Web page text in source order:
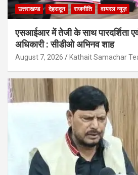
उत्तराखण्ड देहरादून राजनीति वायरल न्यूज़
एसआईआर में तेजी के साथ पारदर्शिता
अधिकारी : सीडीओ अभिनव शाह
August 7, 2026 Kathait Samachar